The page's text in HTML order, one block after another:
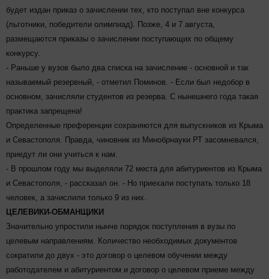
будет издан приказ о зачислении тех, кто поступал вне конкурса
(льготники, победители олимпиад). Позже, 4 и 7 августа,
размещаются приказы о зачислении поступающих по общему
конкурсу.
- Раньше у вузов было два списка на зачисление - основной и так
называемый резервный, - отметил Поминов. - Если был недобор в
основном, зачисляли студентов из резерва. С нынешнего года такая
практика запрещена!
Определенные преференции сохраняются для выпускников из Крыма
и Севастополя. Правда, чиновник из Минобрнауки РТ засомневался,
приедут ли они учиться к нам.
- В прошлом году мы выделяли 72 места для абитуриентов из Крыма
и Севастополя, - рассказал он. - Но приехали поступать только 18
человек, а зачислили только 9 из них.
ЦЕЛЕВИКИ-ОБМАНЩИКИ
Значительно упростили нынче порядок поступления в вузы по
целевым направлениям. Количество необходимых документов
сократили до двух - это договор о целевом обучении между
работодателем и абитуриентом и договор о целевом приеме между